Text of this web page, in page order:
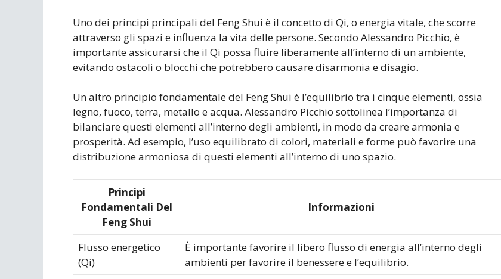
Uno dei principi principali del Feng Shui è il concetto di Qi, o energia vitale, che scorre
attraverso gli spazi e influenza la vita delle persone. Secondo Alessandro Picchio, è
importante assicurarsi che il Qi possa fluire liberamente all’interno di un ambiente,
evitando ostacoli o blocchi che potrebbero causare disarmonia e disagio.
Un altro principio fondamentale del Feng Shui è l’equilibrio tra i cinque elementi, ossia
legno, fuoco, terra, metallo e acqua. Alessandro Picchio sottolinea l’importanza di
bilanciare questi elementi all’interno degli ambienti, in modo da creare armonia e
prosperità. Ad esempio, l’uso equilibrato di colori, materiali e forme può favorire una
distribuzione armoniosa di questi elementi all’interno di uno spazio.
Principi
Fondamentali Del
Feng Shui
Informazioni
Flusso energetico
(Qi)
È importante favorire il libero flusso di energia all’interno degli
ambienti per favorire il benessere e l’equilibrio.